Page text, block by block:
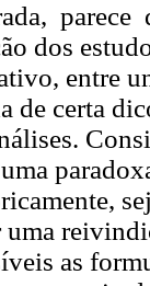
parece
dos
entre
de certa
uma
as